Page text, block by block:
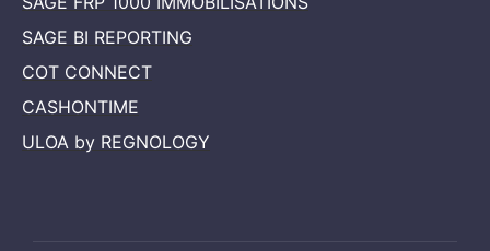
SAGE BI REPORTING
COT CONNECT
CASHONTIME
ULOA by REGNOLOGY